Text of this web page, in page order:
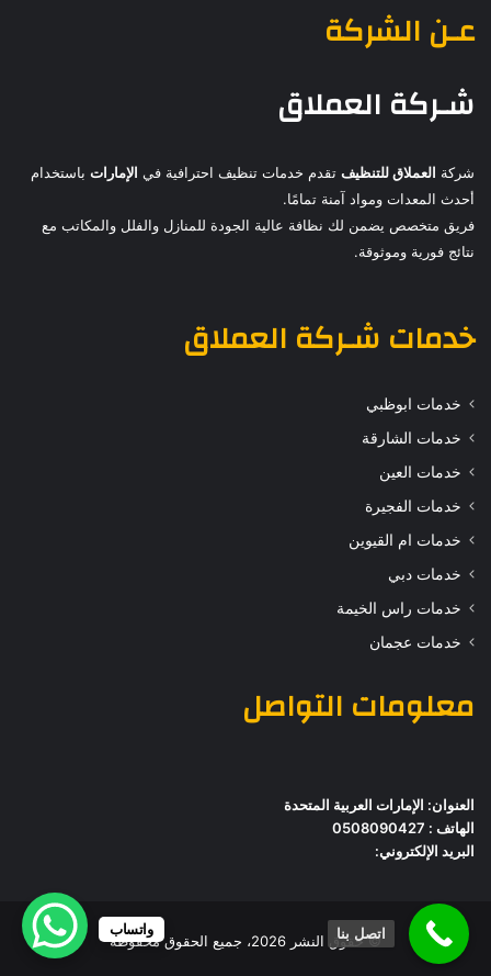
عـن الشركة
شـركة العملاق
شركة العملاق للتنظيف تقدم خدمات تنظيف احترافية في الإمارات باستخدام
أحدث المعدات ومواد آمنة تمامًا.
فريق متخصص يضمن لك نظافة عالية الجودة للمنازل والفلل والمكاتب مع
نتائج فورية وموثوقة.
خدمات شـركة العملاق
خدمات ابوظبي
خدمات الشارقة
خدمات العين
خدمات الفجيرة
خدمات ام القيوين
خدمات دبي
خدمات راس الخيمة
خدمات عجمان
معلومات التواصل
العنوان: الإمارات العربية المتحدة
الهاتف : 0508090427
البريد الإلكتروني:
© حقوق النشر 2026، جميع الحقوق محفوظة
واتساب اتصل بنا